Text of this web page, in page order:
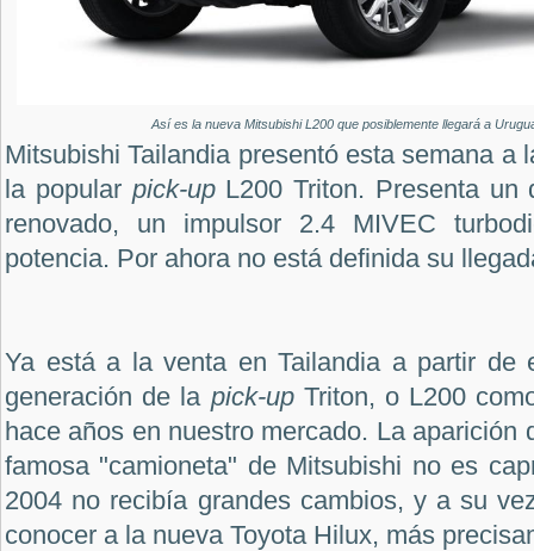
Así es la nueva Mitsubishi L200 que posiblemente llegará a
Mitsubishi Tailandia presentó esta semana a
la popularpick-upL200 Triton. Presenta un
renovado, un impulsor 2.4 MIVEC
potencia. Por ahora no está definida su
Ya está a la venta en Tailandia a partir de
generación de la pick-upTriton, o L200
hace años en nuestro mercado. La aparición
famosa "camioneta" de Mitsubishi no es
2004 no recibía grandes cambios, y a su
conocer a la nueva Toyota Hilux, más